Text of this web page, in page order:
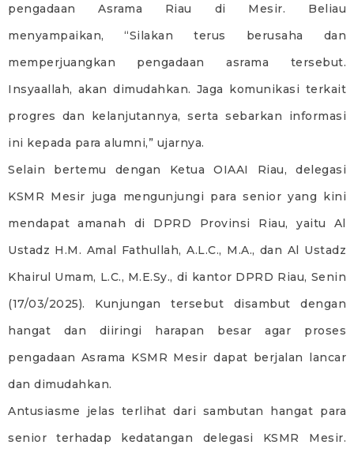
pengadaan Asrama Riau di Mesir. Beliau
menyampaikan, “Silakan terus berusaha dan
memperjuangkan pengadaan asrama tersebut.
Insyaallah, akan dimudahkan. Jaga komunikasi terkait
progres dan kelanjutannya, serta sebarkan informasi
ini kepada para alumni,” ujarnya.
Selain bertemu dengan Ketua OIAAI Riau, delegasi
KSMR Mesir juga mengunjungi para senior yang kini
mendapat amanah di DPRD Provinsi Riau, yaitu Al
Ustadz H.M. Amal Fathullah, A.L.C., M.A., dan Al Ustadz
Khairul Umam, L.C., M.E.Sy., di kantor DPRD Riau, Senin
(17/03/2025). Kunjungan tersebut disambut dengan
hangat dan diiringi harapan besar agar proses
pengadaan Asrama KSMR Mesir dapat berjalan lancar
dan dimudahkan.
Antusiasme jelas terlihat dari sambutan hangat para
senior terhadap kedatangan delegasi KSMR Mesir.